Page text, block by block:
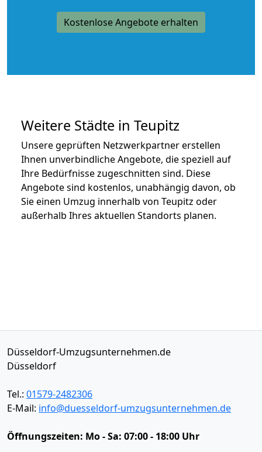
Kostenlose Angebote erhalten
Weitere Städte in Teupitz
Unsere geprüften Netzwerkpartner erstellen
Ihnen unverbindliche Angebote, die speziell auf
Ihre Bedürfnisse zugeschnitten sind. Diese
Angebote sind kostenlos, unabhängig davon, ob
Sie einen Umzug innerhalb von Teupitz oder
außerhalb Ihres aktuellen Standorts planen.
Düsseldorf-Umzugsunternehmen.de
Düsseldorf
Tel.: 01579-2482306
E-Mail: info@duesseldorf-umzugsunternehmen.de
Öffnungszeiten: Mo - Sa: 07:00 - 18:00 Uhr